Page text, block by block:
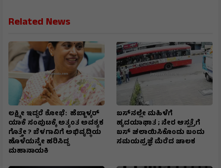
Related News
ಲಕ್ಷ್ಮೀ ಇದ್ದರೆ ಶೋಭೆ: ಹೆಬ್ಬಾಳ್ಕರ್
ಯಾಕೆ ಸಂಪುಟಕ್ಕೆ ಅತ್ಯಂತ ಅವಶ್ಯಕ
ಗೊತ್ತೇ ? ಬೆಳಗಾವಿಗೆ ಅಭಿವೃದ್ಧಿಯ
ಹೊಳೆಯನ್ನೇ ಹರಿಸಿದ್ದ
ಮಹಾನಾಯಕಿ
ಬಸ್‌ನಲ್ಲೇ ಮಹಿಳೆಗೆ
ಹೃದಯಾಘಾತ ; ನೇರ ಆಸ್ಪತ್ರೆಗೆ
ಬಸ್‌ ಚಲಾಯಿಸಿಕೊಂಡು ಬಂದು
ಸಮಯಪ್ರಜ್ಞೆ ಮೆರೆದ ಚಾಲಕ